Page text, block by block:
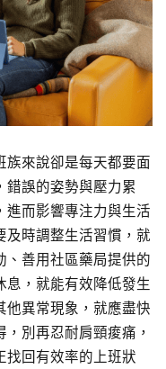
族來說卻是每天都要面
錯誤的姿勢與壓力累
進而影響專注力與生活
及時調整生活習慣，就
、善用社區藥局提供的
，就能有效降低發生
他異常現象，就應盡快
別再忍耐肩頸痠痛，
找回有效率的上班狀